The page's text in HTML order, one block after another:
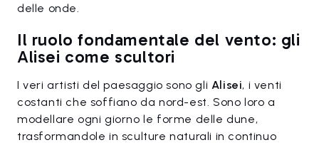
delle onde.
Il ruolo fondamentale del vento: gli
Alisei come scultori
I veri artisti del paesaggio sono gli Alisei, i venti
costanti che soffiano da nord-est. Sono loro a
modellare ogni giorno le forme delle dune,
trasformandole in sculture naturali in continuo